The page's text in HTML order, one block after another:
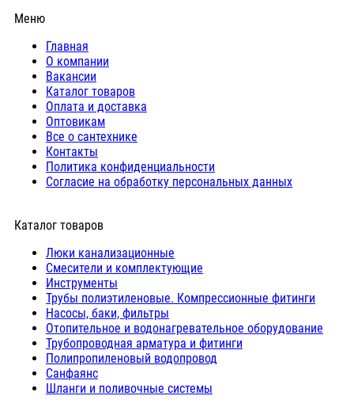
Меню
Главная
О компании
Вакансии
Каталог товаров
Оплата и доставка
Оптовикам
Все о сантехнике
Контакты
Политика конфиденциальности
Согласие на обработку персональных данных
Каталог товаров
Люки канализационные
Cмесители и комплектующие
Инструменты
Трубы полиэтиленовые. Компрессионные фитинги
Насосы, баки, фильтры
Отопительное и водонагревательное оборудование
Трубопроводная арматура и фитинги
Полипропиленовый водопровод
Санфаянс
Шланги и поливочные системы